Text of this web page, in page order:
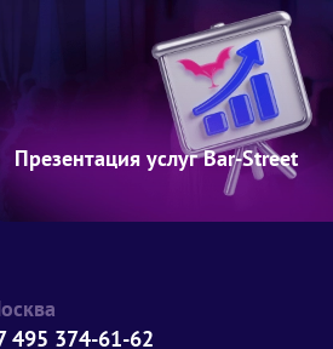
Презентация услуг Bar-Street
495 374-61-62